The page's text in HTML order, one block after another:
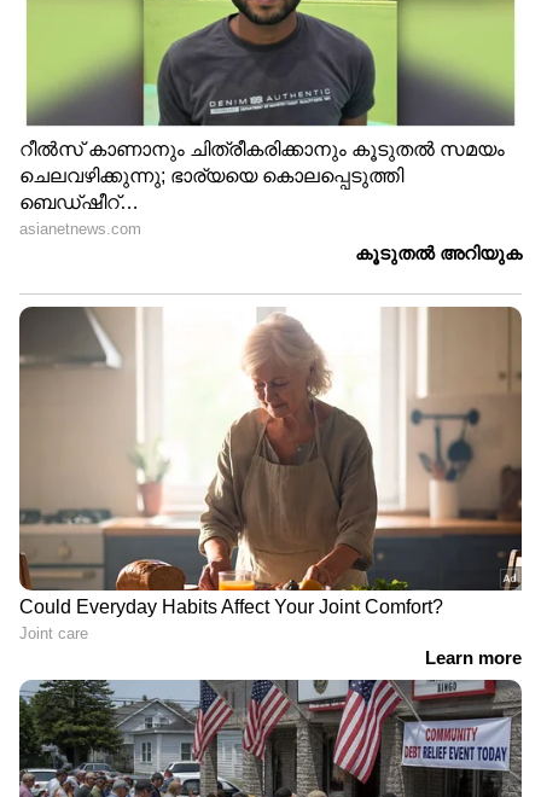
LATEST VIDEOS
ഒളിവിലിരിക്കുന്ന അർജുൻ
ആയങ്കി പാലിയേക്കര ടോൾ
കടക്കുന്നതിന്റെ ദൃശ്യങ്ങൾ പുറത്ത്
മത്സ്യത്തൊഴിലാളികളെ കൂടി
തെരച്ചിലിൽ ഉൾപ്പെടുത്തും'